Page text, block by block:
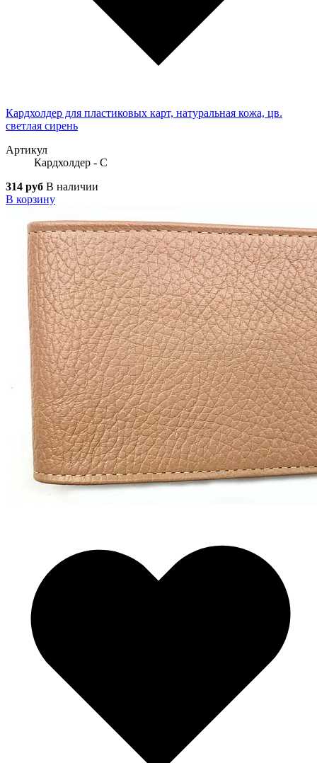
Кардхолдер для пластиковых карт, натуральная кожа, цв.
светлая сирень
Артикул
Кардхолдер - С
314 руб В наличии
В корзину